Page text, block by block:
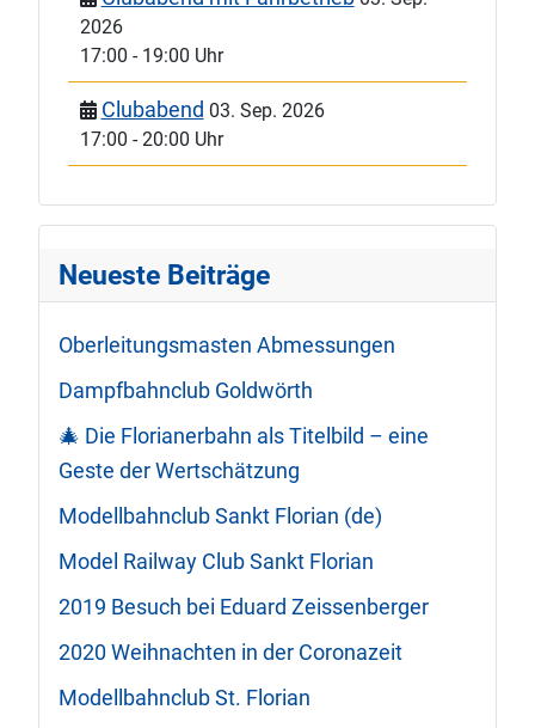
2026
17:00 - 19:00 Uhr
Clubabend 03. Sep. 2026
17:00 -20:00 Uhr
Neueste Beiträge
Oberleitungsmasten Abmessungen
Dampfbahnclub Goldwörth
🎄 Die Florianerbahn als Titelbild – eine
Geste der Wertschätzung
Modellbahnclub Sankt Florian (de)
Model Railway Club Sankt Florian
2019 Besuch bei Eduard Zeissenberger
2020 Weihnachten in der Coronazeit
Modellbahnclub St. Florian